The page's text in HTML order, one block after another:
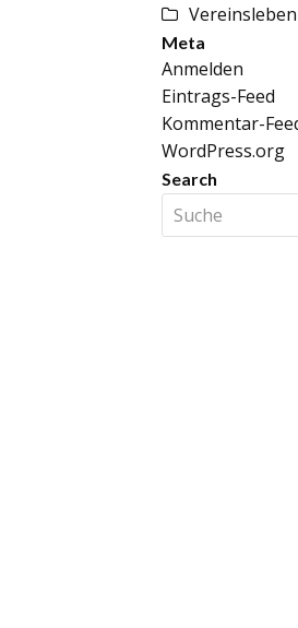
Vereinsleben
Meta
Anmelden
Eintrags-Feed
Kommentar-
WordPress.org
Search
Suche